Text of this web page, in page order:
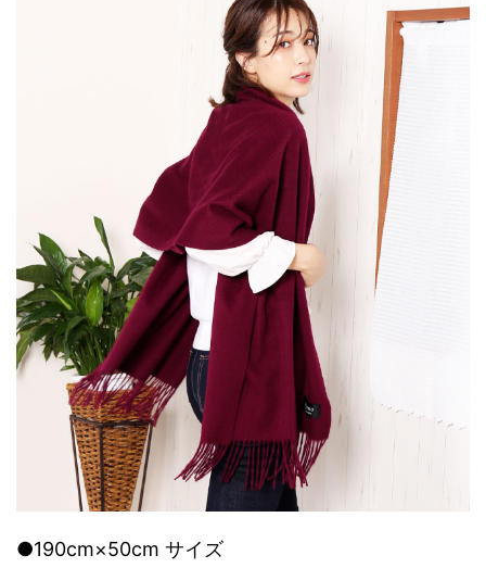
●190cm×50cm サイズ